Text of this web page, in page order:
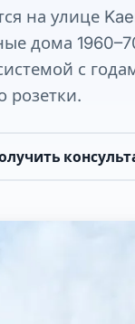
на улице
дома
с
розетки.